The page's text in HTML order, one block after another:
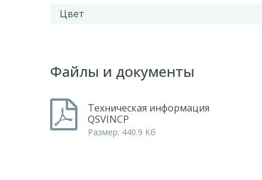
Цвет
Файлы и документы
Техническая информация
QSVINCP
Размер: 440.9 Кб